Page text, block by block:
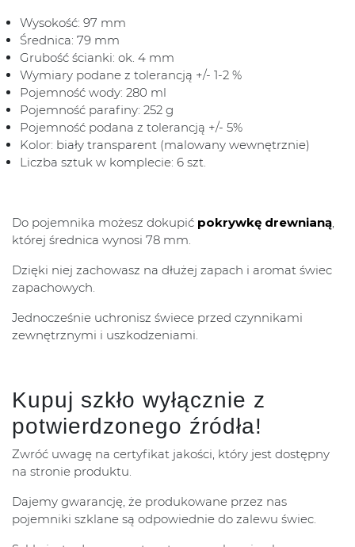
Wysokość: 97 mm
Średnica: 79 mm
Grubość ścianki: ok. 4 mm
Wymiary podane z tolerancją +/- 1-2 %
Pojemność wody: 280 ml
Pojemność parafiny: 252 g
Pojemność podana z tolerancją +/- 5%
Kolor: biały transparent (malowany wewnętrznie)
Liczba sztuk w komplecie: 6 szt.
Do pojemnika możesz dokupić pokrywkę drewnianą,
której średnica wynosi 78 mm.
Dzięki niej zachowasz na dłużej zapach i aromat świec
zapachowych.
Jednocześnie uchronisz świece przed czynnikami
zewnętrznymi i uszkodzeniami.
Kupuj szkło wyłącznie z
potwierdzonego źródła!
Zwróć uwagę na certyfikat jakości, który jest dostępny
na stronie produktu.
Dajemy gwarancję, że produkowane przez nas
pojemniki szklane są odpowiednie do zalewu świec.